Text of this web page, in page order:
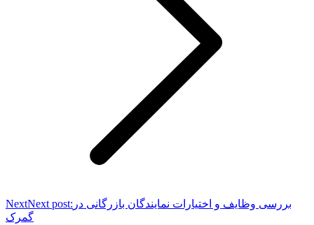
NextNext post: بررسی وظایف و اختیارات نمایندگان بازرگانی در
گمرک